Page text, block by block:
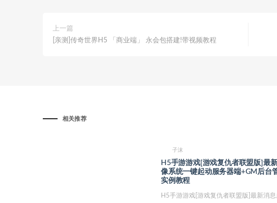
上一篇
[亲测]传奇世界H5 「商业端」 永会包搭建!带视频教程
相关推荐
子沫
H5手游游戏[游戏复仇者联盟版]最
像系统一键起动服务器端+GM后台
实例教程
H5手游游戏[游戏复仇者联盟版]最新消